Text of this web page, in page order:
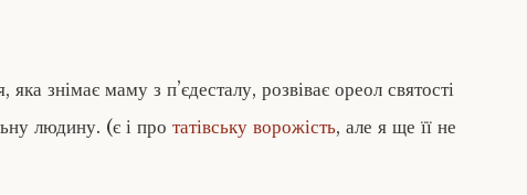
яка знімає маму з п’єдесталу, розвіває ореол святості
людину. (є і про татівську ворожість, але я ще її не